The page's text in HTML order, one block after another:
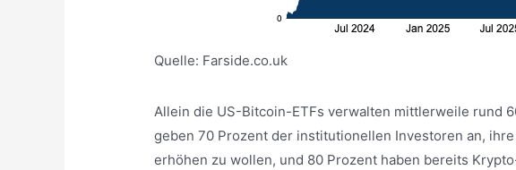
Quelle: Farside.co.uk
Allein die US-Bitcoin-ETFs verwalten mittlerweile rund
geben 70 Prozent der institutionellen Investoren an,
erhöhen zu wollen, und 80 Prozent haben bereits